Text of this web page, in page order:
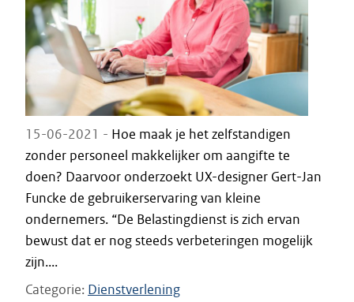
15-06-2021 - Hoe maak je het zelfstandigen
zonder personeel makkelijker om aangifte te
doen? Daarvoor onderzoekt UX-designer Gert-Jan
Funcke de gebruikerservaring van kleine
ondernemers. “De Belastingdienst is zich ervan
bewust dat er nog steeds verbeteringen mogelijk
zijn....
Categorie Dienstverlening